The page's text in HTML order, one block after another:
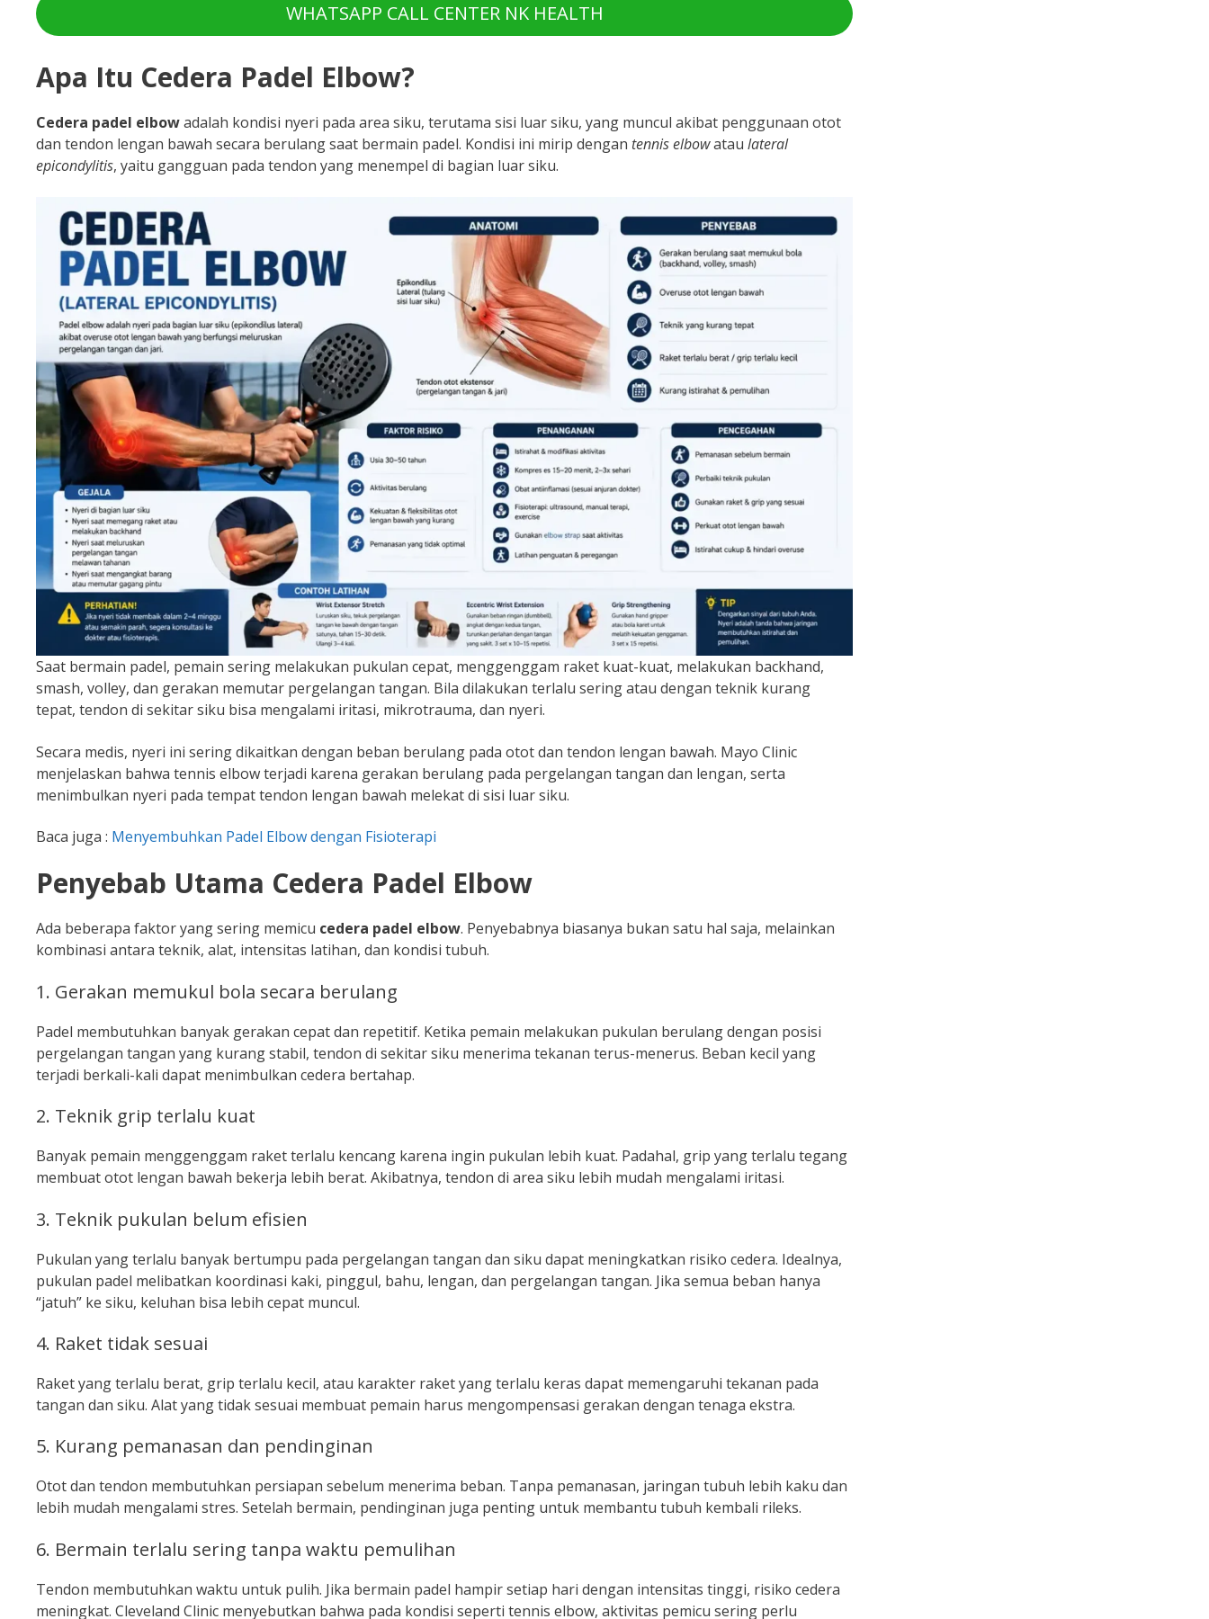
WHATSAPP CALL CENTER NK HEALTH
Apa Itu Cedera Padel Elbow?
Cedera padel elbowadalah kondisi nyeri pada area siku, terutama sisi luar siku, yang muncul akibat penggunaan otot
dan tendon lengan bawah secara berulang saat bermain padel. Kondisi ini mirip dengan tennis elbowatau lateral
epicondylitis, yaitu gangguan pada tendon yang menempel di bagian luar siku.
Saat bermain padel, pemain sering melakukan pukulan cepat, menggenggam raket kuat-kuat, melakukan backhand,
smash, volley, dan gerakan memutar pergelangan tangan. Bila dilakukan terlalu sering atau dengan teknik kurang
tepat, tendon di sekitar siku bisa mengalami iritasi, mikrotrauma, dan nyeri.
Secara medis, nyeri ini sering dikaitkan dengan beban berulang pada otot dan tendon lengan bawah. Mayo Clinic
menjelaskan bahwa tennis elbow terjadi karena gerakan berulang pada pergelangan tangan dan lengan, serta
menimbulkan nyeri pada tempat tendon lengan bawah melekat di sisi luar siku.
Baca juga : Menyembuhkan Padel Elbow dengan Fisioterapi
Penyebab Utama Cedera Padel Elbow
Ada beberapa faktor yang sering memicu cedera padel elbow. Penyebabnya biasanya bukan satu hal saja, melainkan
kombinasi antara teknik, alat, intensitas latihan, dan kondisi tubuh.
1. Gerakan memukul bola secara berulang
Padel membutuhkan banyak gerakan cepat dan repetitif. Ketika pemain melakukan pukulan berulang dengan posisi
pergelangan tangan yang kurang stabil, tendon di sekitar siku menerima tekanan terus-menerus. Beban kecil yang
terjadi berkali-kali dapat menimbulkan cedera bertahap.
2. Teknik grip terlalu kuat
Banyak pemain menggenggam raket terlalu kencang karena ingin pukulan lebih kuat. Padahal, grip yang terlalu tegang
membuat otot lengan bawah bekerja lebih berat. Akibatnya, tendon di area siku lebih mudah mengalami iritasi.
3. Teknik pukulan belum efisien
Pukulan yang terlalu banyak bertumpu pada pergelangan tangan dan siku dapat meningkatkan risiko cedera. Idealnya,
pukulan padel melibatkan koordinasi kaki, pinggul, bahu, lengan, dan pergelangan tangan. Jika semua beban hanya
“jatuh” ke siku, keluhan bisa lebih cepat muncul.
4. Raket tidak sesuai
Raket yang terlalu berat, grip terlalu kecil, atau karakter raket yang terlalu keras dapat memengaruhi tekanan pada
tangan dan siku. Alat yang tidak sesuai membuat pemain harus mengompensasi gerakan dengan tenaga ekstra.
5. Kurang pemanasan dan pendinginan
Otot dan tendon membutuhkan persiapan sebelum menerima beban. Tanpa pemanasan, jaringan tubuh lebih kaku dan
lebih mudah mengalami stres. Setelah bermain, pendinginan juga penting untuk membantu tubuh kembali rileks.
6. Bermain terlalu sering tanpa waktu pemulihan
Tendon membutuhkan waktu untuk pulih. Jika bermain padel hampir setiap hari dengan intensitas tinggi, risiko cedera
meningkat. Cleveland Clinic menyebutkan bahwa pada kondisi seperti tennis elbow, aktivitas pemicu sering perlu